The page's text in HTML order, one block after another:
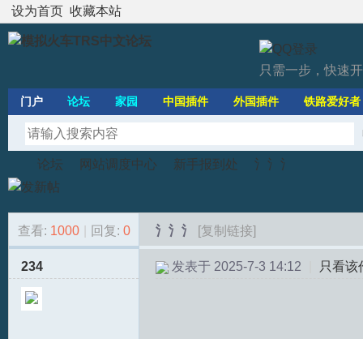
设为首页 收藏本站
只需一步，快速
门户 论坛 家园 中国插件 外国插件 铁路爱好者
模»
论坛
›
网站调度中心
›
新手报到处
›
氵氵氵
查看: 1000 回复: 0 氵氵氵 [复制链接]
234 发表于 2025-7-3 14:12 只看该